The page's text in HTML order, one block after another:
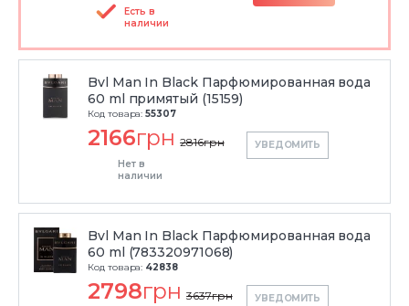
Есть в
наличии
Bvl Man In Black Парфюмированная вода
60 ml примятый (15159)
Код товара: 55307
2166грн 2816грн
Нет в
наличии
УВЕДОМИТЬ
Bvl Man In Black Парфюмированная вода
60 ml (783320971068)
Код товара: 42838
2798грн 3637грн УВЕДОМИТЬ